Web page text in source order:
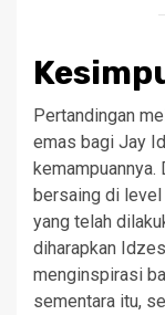
Pertandingan
emas bagi Jay
kemampuannya.
bersaing di level
yang telah
diharapkan
menginspirasi
sementara itu,